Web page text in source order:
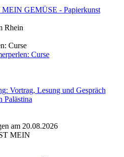
GEMÜSE - Papierkunst
Rhein
Curse
Vortrag, Lesung und Gespräch
Palästina
am 20.08.2026